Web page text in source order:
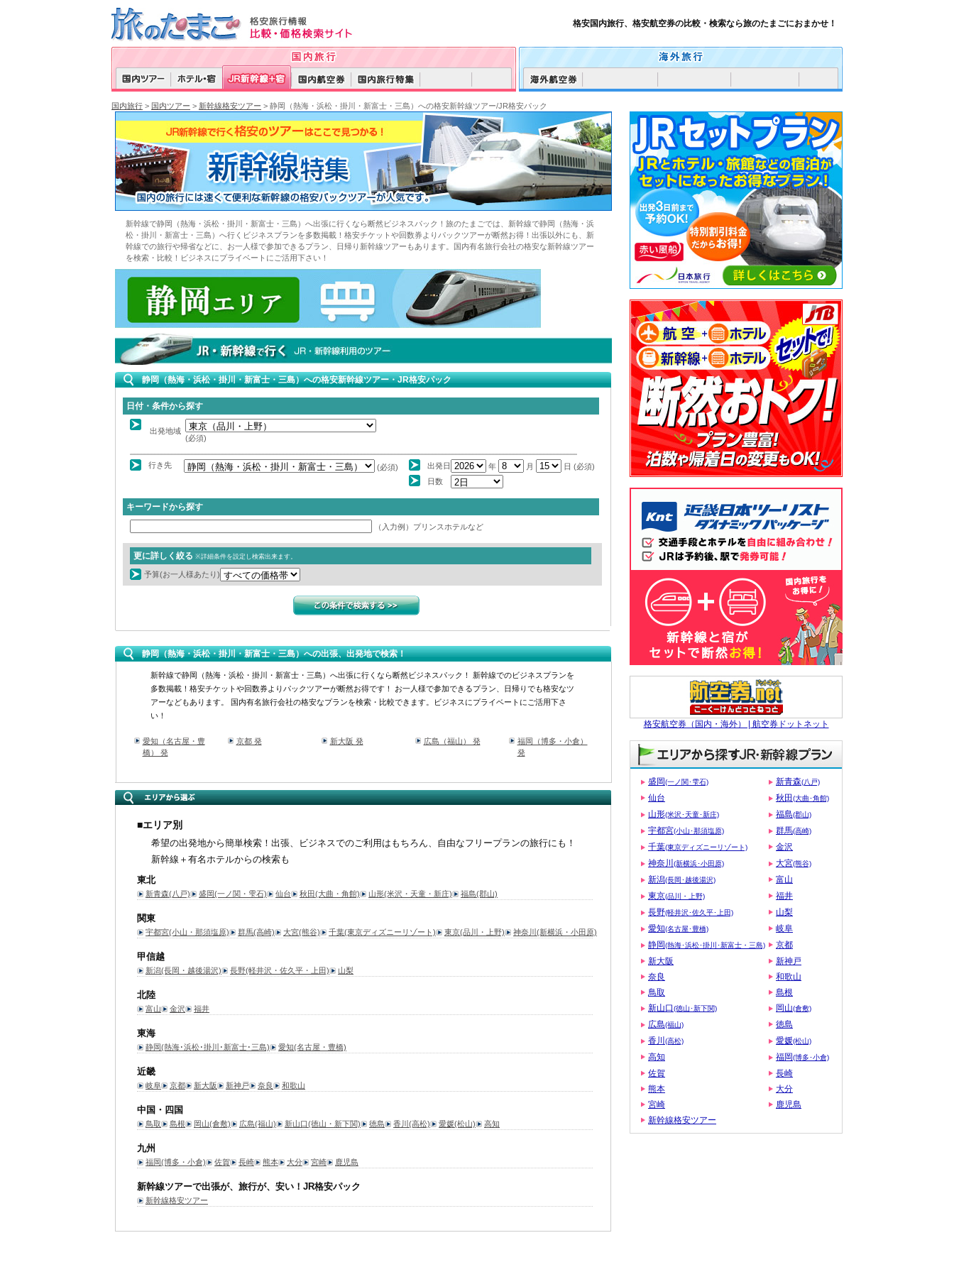
格安国内旅行、格安航空券の比較・検索なら旅のたまごにおまかせ！
国内旅行 > 国内ツアー > 新幹線格安ツアー > 静岡（熱海・浜松・掛川・新富士・三島）への格安新幹線ツアー/JR格安パック
新幹線で静岡（熱海・浜松・掛川・新富士・三島）へ出張に行くなら断然ビジネスパック！旅のたまごでは、新幹線で静岡（熱海・浜
松・掛川・新富士・三島）へ行くビジネスプランを多数掲載！格安チケットや回数券よりパックツアーが断然お得！出張以外にも、新
幹線での旅行や帰省などに、お一人様で参加できるプラン、日帰り新幹線ツアーもあります。国内有名旅行会社の格安な新幹線ツアー
を検索・比較！ビジネスにプライベートにご活用下さい！
静岡（熱海・浜松・掛川・新富士・三島）への格安新幹線ツアー・JR格安パック
日付・条件から探す
出発地域
(必須)
行き先 (必須) 出発日 年 月
日 (必須)
日数
キーワードから探す
（入力例）プリンスホテルなど
更に詳しく絞る ※詳細条件を設定し検索出来ます。
予算(お一人様あたり)
静岡（熱海・浜松・掛川・新富士・三島）への出張、出発地で検索！
新幹線で静岡（熱海・浜松・掛川・新富士・三島）へ出張に行くなら断然ビジネスパック！ 新幹線でのビジネスプランを
多数掲載！格安チケットや回数券よりパックツアーが断然お得です！ お一人様で参加できるプラン、日帰りでも格安なツ
アーなどもあります。 国内有名旅行会社の格安なプランを検索・比較できます。ビジネスにプライベートにご活用下さ
い！
愛知（名古屋・豊
橋） 発
京都 発 新大阪 発 広島（福山） 発
福岡（博多・小倉）
発
■エリア別
希望の出発地から簡単検索！出張、ビジネスでのご利用はもちろん、自由なフリープランの旅行にも！
新幹線＋有名ホテルからの検索も
東北
新青森(八戸) 盛岡(一ノ関・雫石) 仙台 秋田(大曲・角館) 山形(米沢・天童・新庄) 福島(郡山)
関東
宇都宮(小山・那須塩原) 群馬(高崎) 大宮(熊谷) 千葉(東京ディズニーリゾート) 東京(品川・上野) 神奈川(新横浜・小田原)
甲信越
新潟(長岡・越後湯沢) 長野(軽井沢・佐久平・上田) 山梨
北陸
富山 金沢 福井
東海
静岡(熱海･浜松･掛川･新富士･三島) 愛知(名古屋・豊橋)
近畿
岐阜 京都 新大阪 新神戸 奈良 和歌山
中国・四国
鳥取 島根 岡山(倉敷) 広島(福山) 新山口(徳山・新下関) 徳島 香川(高松) 愛媛(松山) 高知
九州
福岡(博多・小倉) 佐賀 長崎 熊本 大分 宮崎 鹿児島
新幹線ツアーで出張が、旅行が、安い！JR格安パック
新幹線格安ツアー
格安航空券（国内・海外） | 航空券ドットネット
盛岡(一ノ関･雫石) 新青森(八戸)
仙台 秋田(大曲･角館)
山形(米沢･天童･新庄) 福島(郡山)
宇都宮(小山･那須塩原) 群馬(高崎)
千葉(東京ディズニーリゾート)
金沢
神奈川 (新横浜･小田原) 大宮(熊谷)
新潟(長岡･越後湯沢)
富山
東京(品川・上野)
福井
長野(軽井沢･佐久平･上田)
山梨
愛知(名古屋･豊橋)
岐阜
静岡(熱海･浜松･掛川･新富士・三島)
京都
新大阪
新神戸
奈良
和歌山
鳥取
島根
新山口(徳山･新下関) 岡山(倉敷)
広島(福山)
徳島
香川 (高松) 愛媛(松山)
高知 福岡(博多･小倉)
佐賀
長崎
熊本
大分
宮崎
鹿児島
新幹線格安ツアー